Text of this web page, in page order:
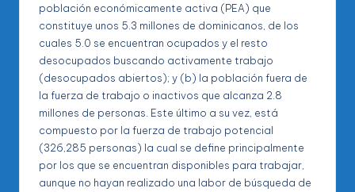
población económicamente activa (PEA) que
constituye unos 5.3 millones de dominicanos, de los
cuales 5.0 se encuentran ocupados y el resto
desocupados buscando activamente trabajo
(desocupados abiertos); y (b) la población fuera de
la fuerza de trabajo o inactivos que alcanza 2.8
millones de personas. Este último a su vez, está
compuesto por la fuerza de trabajo potencial
(326,285 personas) la cual se define principalmente
por los que se encuentran disponibles para trabajar,
aunque no hayan realizado una labor de búsqueda de